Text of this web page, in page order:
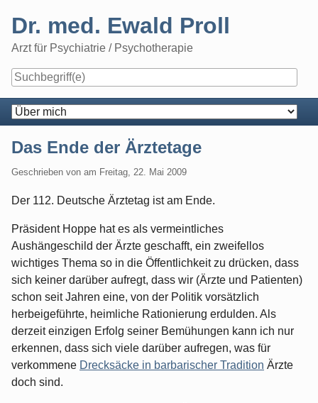
content
Dr. med. Ewald Proll
Arzt für Psychiatrie / Psychotherapie
Navigation
Das Ende der Ärztetage
Geschrieben von am Freitag, 22. Mai 2009
Der 112. Deutsche Ärztetag ist am Ende.
Präsident Hoppe hat es als vermeintliches
Aushängeschild der Ärzte geschafft, ein zweifellos
wichtiges Thema so in die Öffentlichkeit zu drücken, dass
sich keiner darüber aufregt, dass wir (Ärzte und Patienten)
schon seit Jahren eine, von der Politik vorsätzlich
herbeigeführte, heimliche Rationierung erdulden. Als
derzeit einzigen Erfolg seiner Bemühungen kann ich nur
erkennen, dass sich viele darüber aufregen, was für
verkommene Drecksäcke in barbarischer Tradition Ärzte
doch sind.